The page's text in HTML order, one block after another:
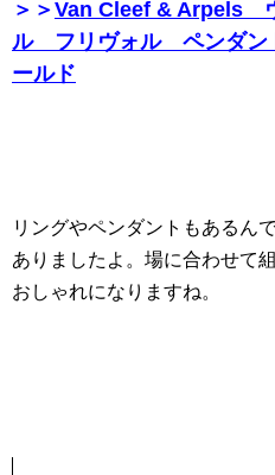
＞＞Van Cleef & Arpels
ル フリヴォル ペンダ
ールド
リングやペンダントもあるん
ありましたよ。場に合わせて
おしゃれになりますね。